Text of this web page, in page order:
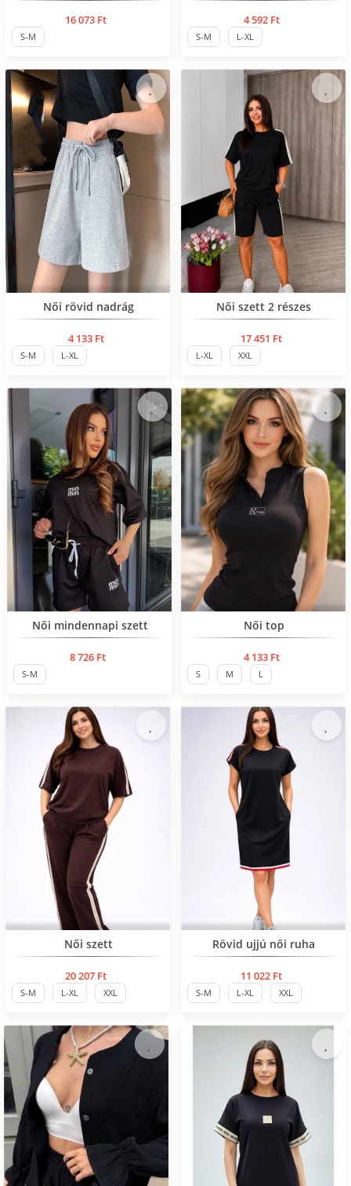
16 073 Ft
S-M
4 592 Ft
S-M L-XL
Нов продукт
Női rövid nadrág
4 133 Ft
S-M L-XL
Női szett 2 részes
17 451 Ft
L-XL XXL
Нов продукт
Női mindennapi szett
8 726 Ft
S-M
Нов продукт
Női top
4 133 Ft
S M L
Нов продукт
Női szett
20 207 Ft
S-M L-XL XXL
Rövid ujjú női ruha
11 022 Ft
S-M L-XL XXL